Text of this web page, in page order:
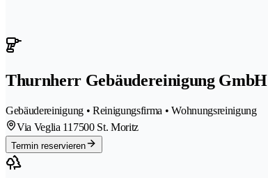
Thurnherr Gebäudereinigung GmbH
Gebäudereinigung • Reinigungsfirma • Wohnungsreinigung
Via Veglia 11 7500 St. Moritz
Termin reservieren